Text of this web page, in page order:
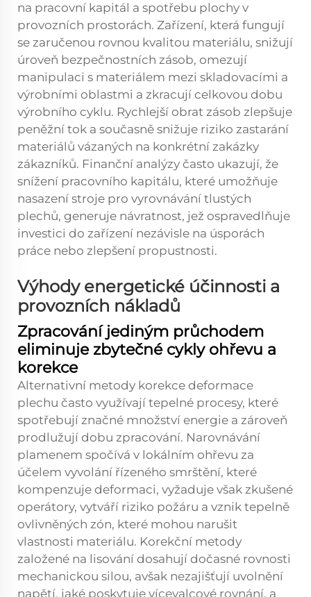
na pracovní kapitál a spotřebu plochy v
provozních prostorách. Zařízení, která fungují
se zaručenou rovnou kvalitou materiálu, snižují
úroveň bezpečnostních zásob, omezují
manipulaci s materiálem mezi skladovacími a
výrobními oblastmi a zkracují celkovou dobu
výrobního cyklu. Rychlejší obrat zásob zlepšuje
peněžní tok a současně snižuje riziko zastarání
materiálů vázaných na konkrétní zakázky
zákazníků. Finanční analýzy často ukazují, že
snížení pracovního kapitálu, které umožňuje
nasazení stroje pro vyrovnávání tlustých
plechů, generuje návratnost, jež ospravedlňuje
investici do zařízení nezávisle na úsporách
práce nebo zlepšení propustnosti.
Výhody energetické účinnosti a
provozních nákladů
Zpracování jediným průchodem
eliminuje zbytečné cykly ohřevu a
korekce
Alternativní metody korekce deformace
plechu často využívají tepelné procesy, které
spotřebují značné množství energie a zároveň
prodlužují dobu zpracování. Narovnávání
plamenem spočívá v lokálním ohřevu za
účelem vyvolání řízeného smrštění, které
kompenzuje deformaci, vyžaduje však zkušené
operátory, vytváří riziko požáru a vznik tepelně
ovlivněných zón, které mohou narušit
vlastnosti materiálu. Korekční metody
založené na lisování dosahují dočasné rovnosti
mechanickou silou, avšak nezajišťují uvolnění
napětí, jaké poskytuje vícevalcové rovnání, a